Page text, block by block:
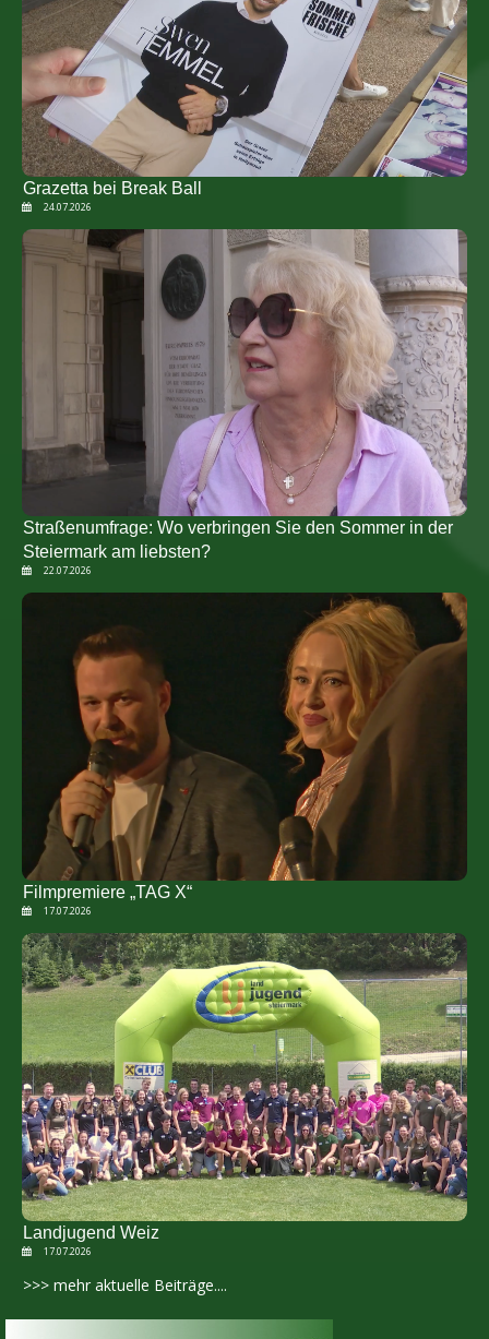
Grazetta bei Break Ball
24.07.2026
Straßenumfrage: Wo verbringen Sie den Sommer in der
Steiermark am liebsten?
22.07.2026
Filmpremiere „TAG X“
17.07.2026
Landjugend Weiz
17.07.2026
>>> mehr aktuelle Beiträge....